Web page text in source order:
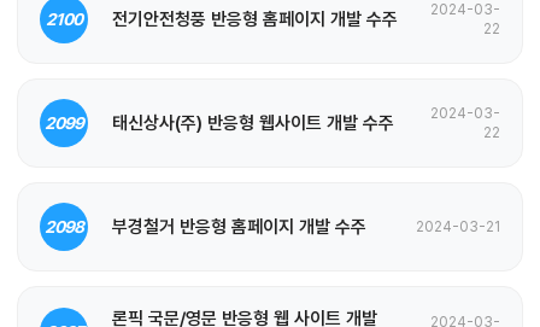
2100 전기안전청풍 반응형 홈페이지 개발 수주
2024-03-
22
2099 태신상사(주) 반응형 웹사이트 개발 수주
2024-03-
22
2098 부경철거 반응형 홈페이지 개발 수주 2024-03-21
론픽 국문/영문 반응형 웹 사이트 개발
2024-03-